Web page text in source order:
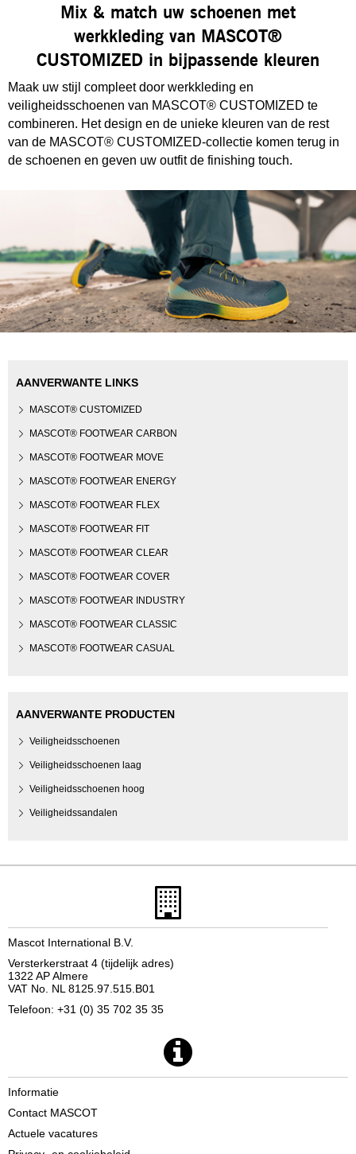
Mix & match uw schoenen met
werkkleding van MASCOT®
CUSTOMIZED in bijpassende kleuren
Maak uw stijl compleet door werkkleding en
veiligheidsschoenen van MASCOT® CUSTOMIZED te
combineren. Het design en de unieke kleuren van de rest
van de MASCOT® CUSTOMIZED-collectie komen terug in
de schoenen en geven uw outfit de finishing touch.
AANVERWANTE LINKS
MASCOT® CUSTOMIZED
MASCOT® FOOTWEAR CARBON
MASCOT® FOOTWEAR MOVE
MASCOT® FOOTWEAR ENERGY
MASCOT® FOOTWEAR FLEX
MASCOT® FOOTWEAR FIT
MASCOT® FOOTWEAR CLEAR
MASCOT® FOOTWEAR COVER
MASCOT® FOOTWEAR INDUSTRY
MASCOT® FOOTWEAR CLASSIC
MASCOT® FOOTWEAR CASUAL
AANVERWANTE PRODUCTEN
Veiligheidsschoenen
Veiligheidsschoenen laag
Veiligheidsschoenen hoog
Veiligheidssandalen
Mascot International B.V.
Versterkerstraat 4 (tijdelijk adres)
1322 AP Almere
VAT No. NL 8125.97.515.B01
Telefoon: +31 (0) 35 702 35 35
Informatie
Contact MASCOT
Actuele vacatures